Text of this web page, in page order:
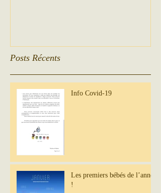
Posts Récents
Info Covid-19
Les premiers bébés de l’année
!